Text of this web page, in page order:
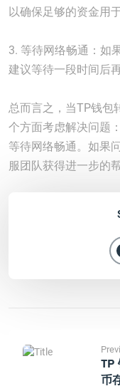
以确保足够的资金用
3. 等待网络畅通：如
建议等待一段时间后
总而言之，当TP钱包
个方面考虑解决问题
等待网络畅通。如果
服团队获得进一步的帮
TP
币